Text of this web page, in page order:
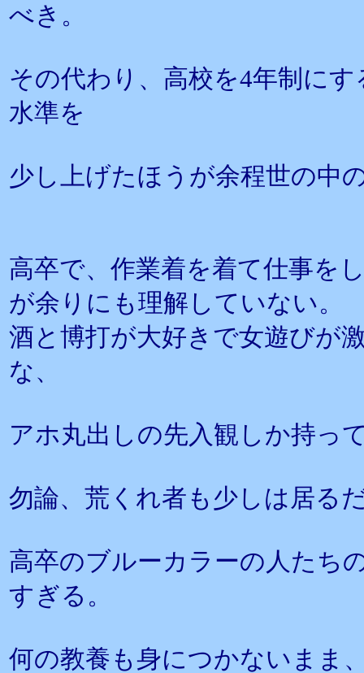
べき。
その代わり、高校を4年制に
水準を
少し上げたほうが余程世の中
高卒で、作業着を着て仕事を
が余りにも理解していない。
酒と博打が大好きで女遊びが
な、
アホ丸出しの先入観しか持っ
勿論、荒くれ者も少しは居る
高卒のブルーカラーの人たち
すぎる。
何の教養も身につかないまま